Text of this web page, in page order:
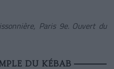
Paris 9e. Ouvert du
DU KÉBAB